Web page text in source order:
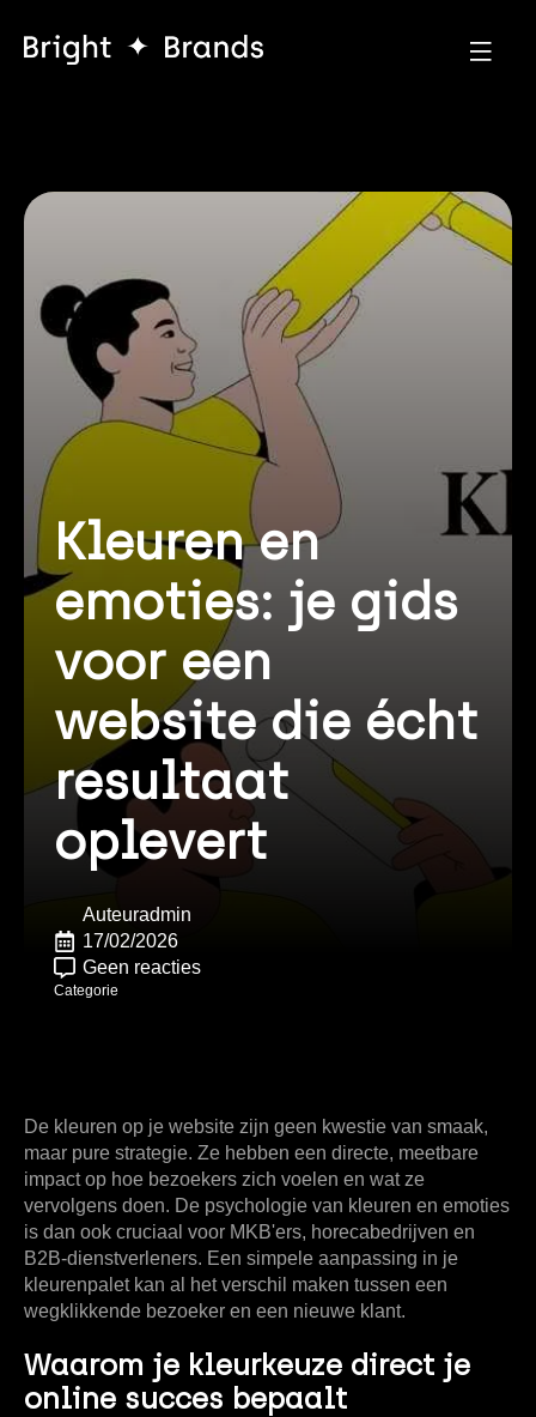
Kleuren en
emoties: je gids
voor een
website die écht
resultaat
oplevert
Auteuradmin
17/02/2026
Geen reacties
Categorie
De kleuren op je website zijn geen kwestie van smaak,
maar pure strategie. Ze hebben een directe, meetbare
impact op hoe bezoekers zich voelen en wat ze
vervolgens doen. De psychologie van kleuren en emoties
is dan ook cruciaal voor MKB'ers, horecabedrijven en
B2B-dienstverleners. Een simpele aanpassing in je
kleurenpalet kan al het verschil maken tussen een
wegklikkende bezoeker en een nieuwe klant.
Waarom je kleurkeuze direct je
online succes bepaalt